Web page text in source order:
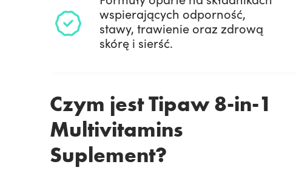
wspierających odporność,
stawy, trawienie oraz zdrową
skórę i sierść.
Czym jest Tipaw 8-in-1
Multivitamins
Suplement?